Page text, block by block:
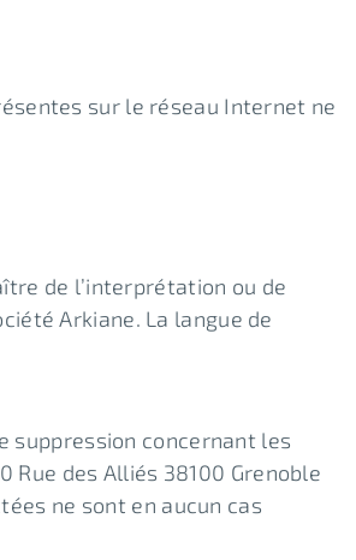
sur le réseau Internet ne
de l’interprétation ou de
Arkiane. La langue de
suppression concernant les
des Alliés 38100 Grenoble
ne sont en aucun cas